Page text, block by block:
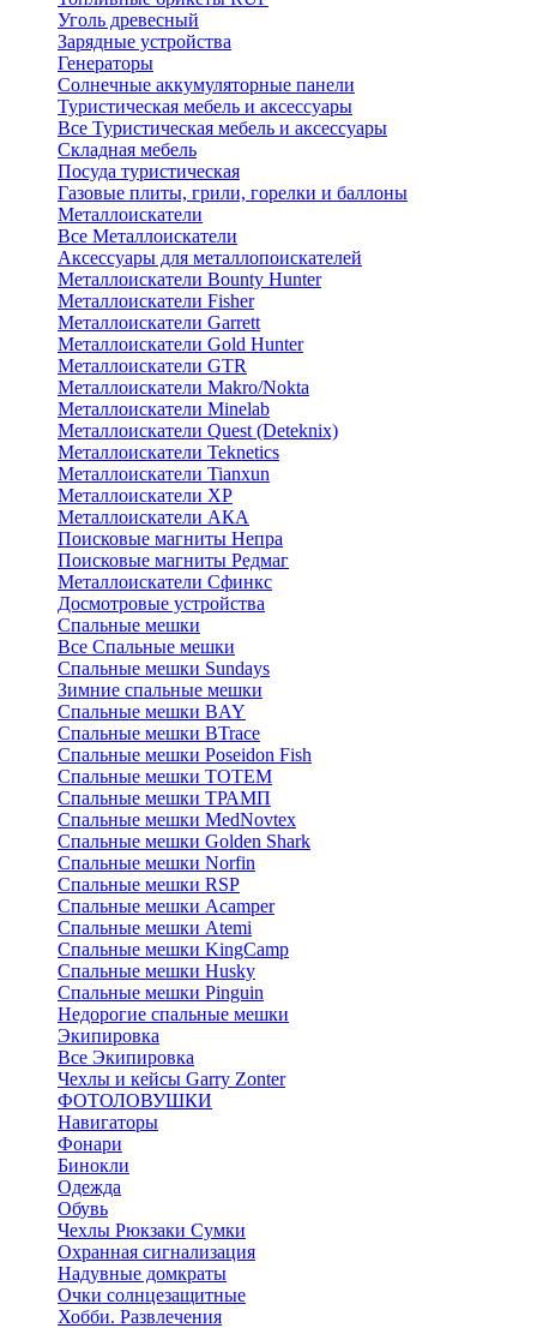
Уголь древесный
Зарядные устройства
Генераторы
Солнечные аккумуляторные панели
Туристическая мебель и аксессуары
Все Туристическая мебель и аксессуары
Складная мебель
Посуда туристическая
Газовые плиты, грили, горелки и баллоны
Металлоискатели
Все Металлоискатели
Аксессуары для металлопоискателей
Металлоискатели Bounty Hunter
Металлоискатели Fisher
Металлоискатели Garrett
Металлоискатели Gold Hunter
Металлоискатели GTR
Металлоискатели Makro/Nokta
Металлоискатели Minelab
Металлоискатели Quest (Deteknix)
Металлоискатели Teknetics
Металлоискатели Tianxun
Металлоискатели XP
Металлоискатели АКА
Поисковые магниты Непра
Поисковые магниты Редмаг
Металлоискатели Сфинкс
Досмотровые устройства
Спальные мешки
Все Спальные мешки
Спальные мешки Sundays
Зимние спальные мешки
Спальные мешки BAY
Спальные мешки BTrace
Спальные мешки Poseidon Fish
Спальные мешки ТОТЕМ
Спальные мешки ТРАМП
Cпальные мешки MedNovtex
Спальные мешки Golden Shark
Спальные мешки Norfin
Спальные мешки RSP
Спальные мешки Acamper
Спальные мешки Atemi
Спальные мешки KingCamp
Спальные мешки Husky
Спальные мешки Pinguin
Недорогие спальные мешки
Экипировка
Все Экипировка
Чехлы и кейсы Garry Zonter
ФОТОЛОВУШКИ
Навигаторы
Фонари
Бинокли
Одежда
Обувь
Чехлы Рюкзаки Сумки
Охранная сигнализация
Надувные домкраты
Очки солнцезащитные
Хобби. Развлечения